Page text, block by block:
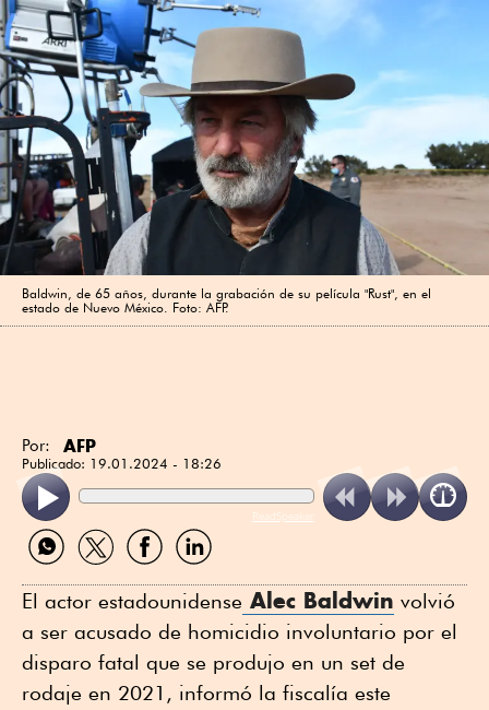
Baldwin, de 65 años, durante la grabación de su película "Rust", en el
estado de Nuevo México. Foto: AFP.
Por: AFP
Publicado: 19.01.2024 - 18:26
ReadSpeaker
Compartir
por
Compartir
por
Compartir
por
Compartir
por
El actor estadounidense Alec Baldwin volvió
a ser acusado de homicidio involuntario por el
disparo fatal que se produjo en un set de
rodaje en 2021, informó la fiscalía este